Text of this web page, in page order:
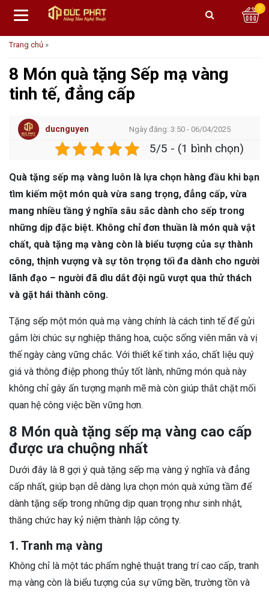
0
Trang chủ »
8 Món quà tặng Sếp mạ vàng
tinh tế, đẳng cấp
ducnguyen Ngày đăng: 3:50 - 06/04/2025
5/5 - (1 bình chọn)
Quà tặng sếp mạ vàng luôn là lựa chọn hàng đầu khi bạn
tìm kiếm một món quà vừa sang trọng, đẳng cấp, vừa
mang nhiều tầng ý nghĩa sâu sắc dành cho sếp trong
những dịp đặc biệt. Không chỉ đơn thuần là món quà vật
chất, quà tặng mạ vàng còn là biểu tượng của sự thành
công, thịnh vượng và sự tôn trọng tối đa dành cho người
lãnh đạo – người đã dìu dắt đội ngũ vượt qua thử thách
và gặt hái thành công.
Tặng sếp một món quà mạ vàng chính là cách tinh tế để gửi
gắm lời chúc sự nghiệp thăng hoa, cuộc sống viên mãn và vị
thế ngày càng vững chắc. Với thiết kế tinh xảo, chất liệu quý
giá và thông điệp phong thủy tốt lành, những món quà này
không chỉ gây ấn tượng mạnh mẽ mà còn giúp thắt chặt mối
quan hệ công việc bền vững hơn.
8 Món quà tặng sếp mạ vàng cao cấp
được ưa chuộng nhất
Dưới đây là 8 gợi ý quà tặng sếp mạ vàng ý nghĩa và đẳng
cấp nhất, giúp bạn dễ dàng lựa chọn món quà xứng tầm để
dành tặng sếp trong những dịp quan trọng như sinh nhật,
thăng chức hay kỷ niệm thành lập công ty.
1. Tranh mạ vàng
Không chỉ là một tác phẩm nghệ thuật trang trí cao cấp, tranh
mạ vàng còn là biểu tượng của sự vững bền, trường tồn và